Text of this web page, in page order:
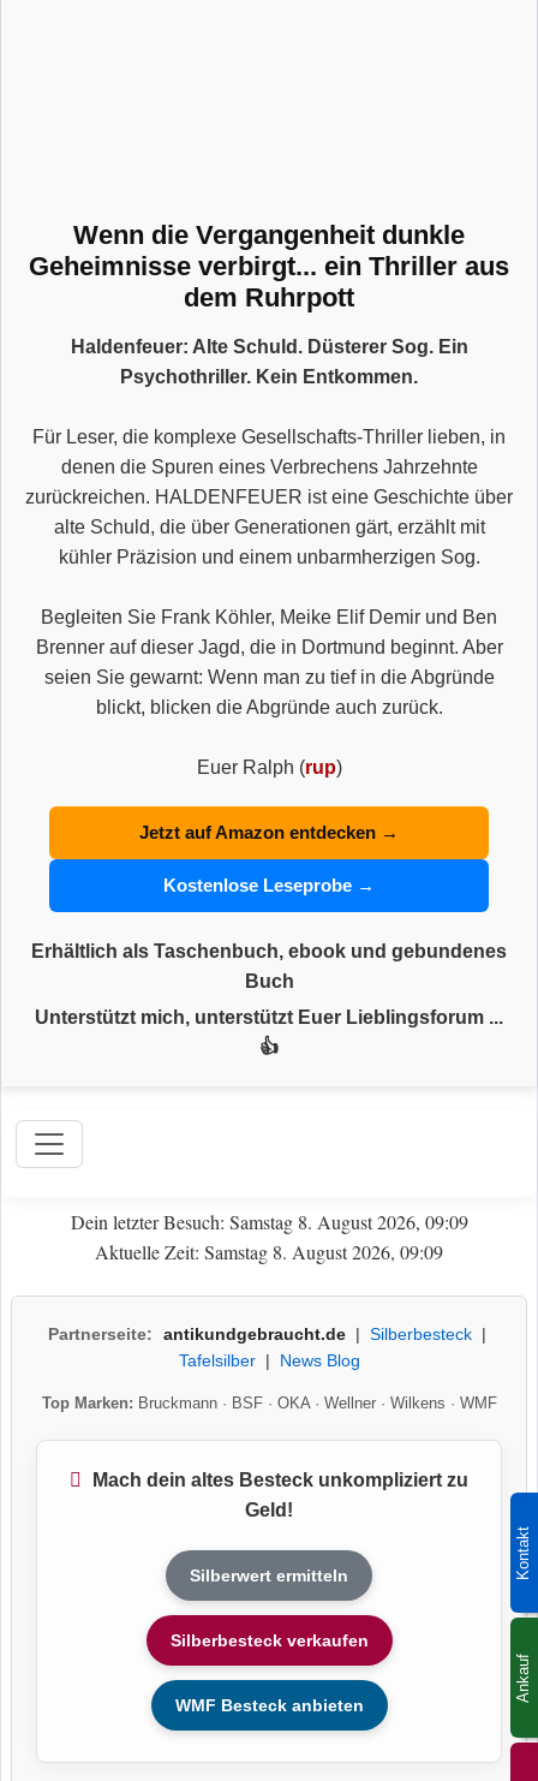
Kontakt
Ankauf
Wenn die Vergangenheit dunkle
Geheimnisse verbirgt... ein Thriller aus
dem Ruhrpott
Haldenfeuer: Alte Schuld. Düsterer Sog. Ein
Psychothriller. Kein Entkommen.
Für Leser, die komplexe Gesellschafts-Thriller lieben, in
denen die Spuren eines Verbrechens Jahrzehnte
zurückreichen. HALDENFEUER ist eine Geschichte über
alte Schuld, die über Generationen gärt, erzählt mit
kühler Präzision und einem unbarmherzigen Sog.
Begleiten Sie Frank Köhler, Meike Elif Demir und Ben
Brenner auf dieser Jagd, die in Dortmund beginnt. Aber
seien Sie gewarnt: Wenn man zu tief in die Abgründe
blickt, blicken die Abgründe auch zurück.
Euer Ralph (rup)
Jetzt auf Amazon entdecken →
Kostenlose Leseprobe →
Erhältlich als Taschenbuch, ebook und gebundenes
Buch
Unterstützt mich, unterstützt Euer Lieblingsforum ...
👍
Dein letzter Besuch: Samstag 8. August 2026, 09:09
Aktuelle Zeit: Samstag 8. August 2026, 09:09
Partnerseite: antikundgebraucht.de| Silberbesteck|
Tafelsilber| News Blog
Top Marken: Bruckmann· BSF· OKA· Wellner· Wilkens · WMF
Mach dein altes Besteck unkompliziert zu
Geld!
Silberwert ermitteln
Silberbesteck verkaufen
WMF Besteck anbieten